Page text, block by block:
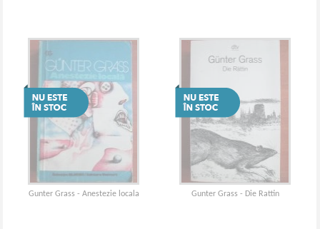
Gunter Grass - Anestezie locala Gunter Grass - Die Rattin